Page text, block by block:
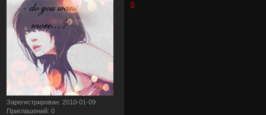
Зарегистрирован: 2010-01-09
Приглашений: 0
0